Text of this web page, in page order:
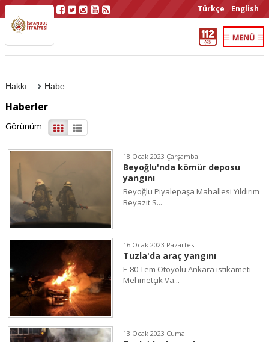
Türkçe English
Haberler
Haberler
Görünüm
18 Ocak 2023 Çarşamba
Beyoğlu'nda kömür deposu
yangını
Beyoğlu Piyalepaşa Mahallesi Yıldırım
Beyazıt S...
16 Ocak 2023 Pazartesi
Tuzla'da araç yangını
E-80 Tem Otoyolu Ankara istikameti
Mehmetçik Va...
13 Ocak 2023 Cuma